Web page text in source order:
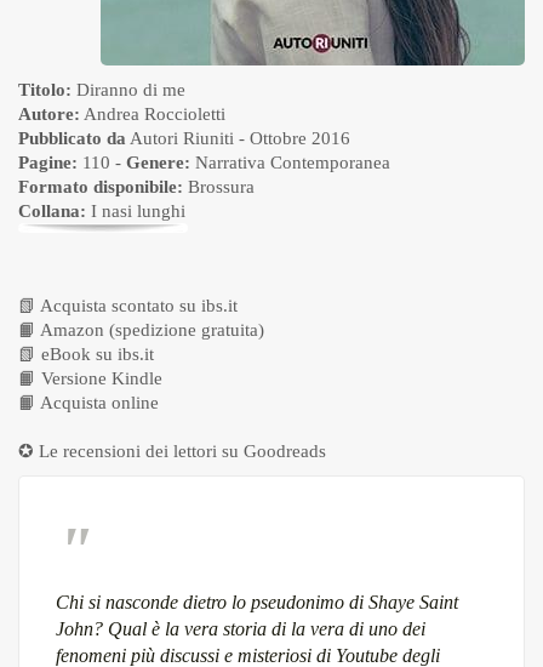
Titolo: Diranno di me
Autore: Andrea Roccioletti
Pubblicato da Autori Riuniti - Ottobre 2016
Pagine: 110 - Genere: Narrativa Contemporanea
Formato disponibile: Brossura
Collana: I nasi lunghi
📗 Acquista scontato su ibs.it
📙 Amazon (spedizione gratuita)
📗 eBook su ibs.it
📙 Versione Kindle
📙 Acquista online
✪ Le recensioni dei lettori su Goodreads
Chi si nasconde dietro lo pseudonimo di Shaye Saint
John? Qual è la vera storia di la vera di uno dei
fenomeni più discussi e misteriosi di Youtube degli